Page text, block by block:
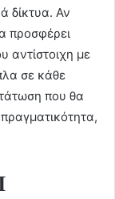
δίκτυα. Αν
προσφέρει
αντίστοιχη με
σε κάθε
που θα